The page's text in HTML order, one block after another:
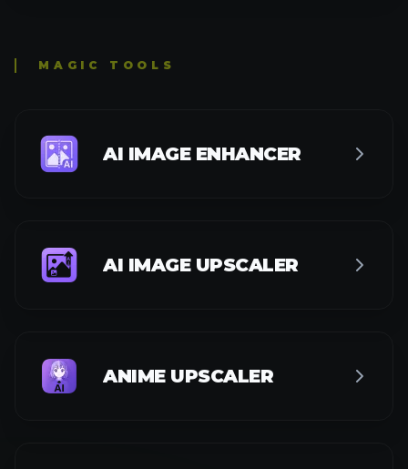
MAGIC TOOLS
AI IMAGE ENHANCER
AI IMAGE UPSCALER
ANIME UPSCALER